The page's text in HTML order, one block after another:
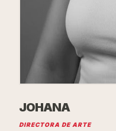
JOHANA
DIRECTORA DE ARTE